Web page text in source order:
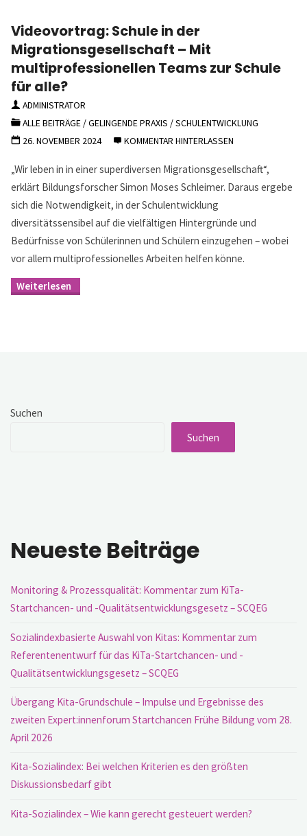
Videovortrag: Schule in der
Migrationsgesellschaft – Mit
multiprofessionellen Teams zur Schule
für alle?
ADMINISTRATOR
ALLE BEITRÄGE/GELINGENDE PRAXIS /SCHULENTWICKLUNG
26. NOVEMBER 2024
KOMMENTAR HINTERLASSEN
„Wir leben in in einer superdiversen Migrationsgesellschaft“,
erklärt Bildungsforscher Simon Moses Schleimer. Daraus ergebe
sich die Notwendigkeit, in der Schulentwicklung
diversitätssensibel auf die vielfältigen Hintergründe und
Bedürfnisse von Schülerinnen und Schülern einzugehen – wobei
vor allem multiprofessionelles Arbeiten helfen könne.
Schule
Suchen
Suchen
Neueste Beiträge
Monitoring & Prozessqualität: Kommentar zum KiTa-
Startchancen- und -Qualitätsentwicklungsgesetz – SCQEG
Sozialindexbasierte Auswahl von Kitas: Kommentar zum
Referentenentwurf für das KiTa-Startchancen- und -
Qualitätsentwicklungsgesetz – SCQEG
Übergang Kita-Grundschule – Impulse und Ergebnisse des
zweiten Expert:innenforum Startchancen Frühe Bildung vom 28.
April 2026
Kita-Sozialindex: Bei welchen Kriterien es den größten
Diskussionsbedarf gibt
Kita-Sozialindex – Wie kann gerecht gesteuert werden?